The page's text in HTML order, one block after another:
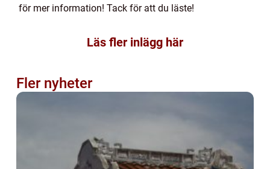
för mer information! Tack för att du läste!
Läs fler inlägg här
Fler nyheter